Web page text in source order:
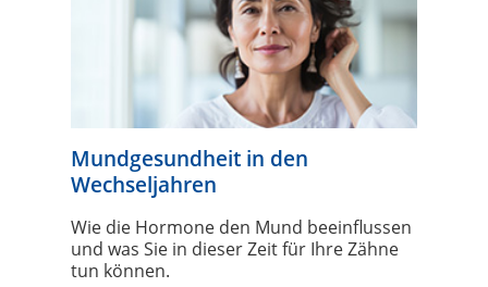
Mundgesundheit in den
Wechseljahren
Wie die Hormone den Mund beeinflussen
und was Sie in dieser Zeit für Ihre Zähne
tun können.